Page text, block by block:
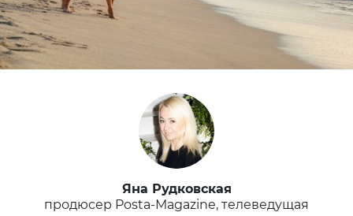
Яна Рудковская
продюсер Posta-Magazine, телеведущая